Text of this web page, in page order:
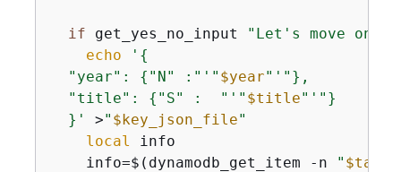
if get_yes_no_input
"Let's move
echo
' {
  "year":
{ "N" :"' " $year" '"},
  "title":
{ "S" :  "' " $title" '"}
  }'
>" $key_json_file"
local
info
    info=$(dynamodb_get_item -n
"